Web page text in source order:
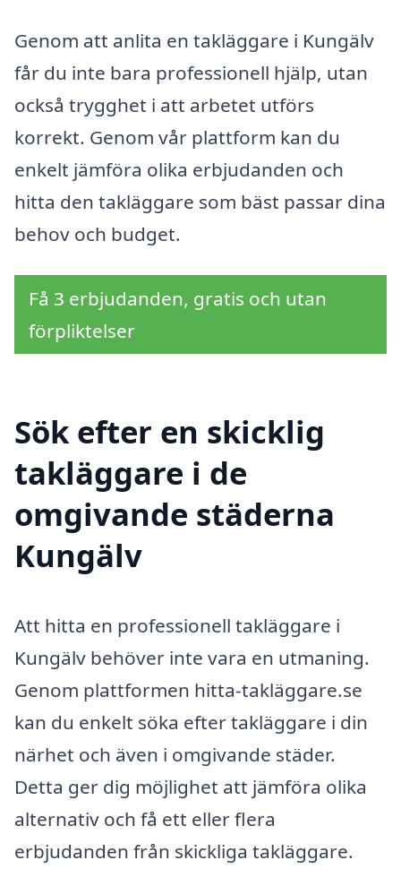
Genom att anlita en takläggare i Kungälv
får du inte bara professionell hjälp, utan
också trygghet i att arbetet utförs
korrekt. Genom vår plattform kan du
enkelt jämföra olika erbjudanden och
hitta den takläggare som bäst passar dina
behov och budget.
Få 3 erbjudanden, gratis och utan
förpliktelser
Sök efter en skicklig
takläggare i de
omgivande städerna
Kungälv
Att hitta en professionell takläggare i
Kungälv behöver inte vara en utmaning.
Genom plattformen hitta-takläggare.se
kan du enkelt söka efter takläggare i din
närhet och även i omgivande städer.
Detta ger dig möjlighet att jämföra olika
alternativ och få ett eller flera
erbjudanden från skickliga takläggare.